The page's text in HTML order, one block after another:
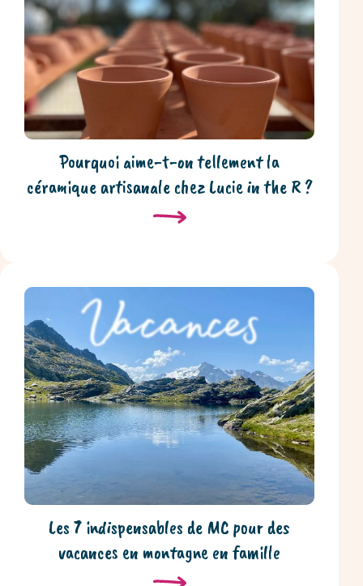
Pourquoi aime-t-on tellement la
céramique artisanale chez Lucie in the R ?
Les 7 indispensables de MC pour des
vacances en montagne en famille